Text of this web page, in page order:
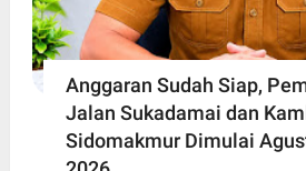
Anggaran Sudah Siap,
Jalan Sukadamai dan
Sidomakmur Dimulai